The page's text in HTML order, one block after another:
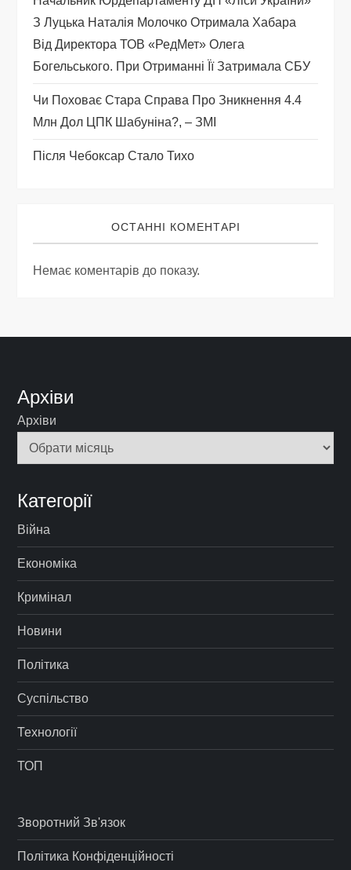
і
в
З Луцька Наталія Молочко Отримала Хабара
Від Директора ТОВ «РедМет» Олега
Богельського. При Отриманні Її Затримала СБУ
Чи Поховає Стара Справа Про Зникнення 4.4
Млн Дол ЦПК Шабуніна?, – ЗМІ
Після Чебоксар Стало Тихо
ОСТАННІ КОМЕНТАРІ
Немає коментарів до показу.
Архіви
Архіви
Категорії
Війна
Економіка
Кримінал
Новини
Політика
Суспільство
Технології
ТОП
Зворотний Зв'язок
Політика Конфіденційності